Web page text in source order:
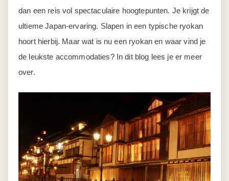
dan een reis vol spectaculaire hoogtepunten. Je krijgt de
ultieme Japan-ervaring. Slapen in een typische ryokan
hoort hierbij. Maar wat is nu een ryokan en waar vind je
de leukste accommodaties? In dit blog lees je er meer
over.